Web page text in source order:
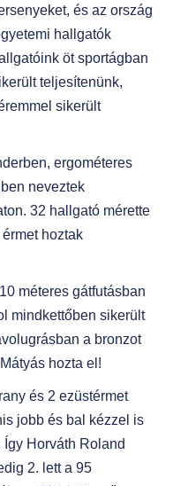
és az ország
hallgatók
öt sportágban
teljesítenünk,
sikerült
ergométeres
neveztek
32 hallgató mérette
hoztak
méteres gátfutásban
mindkettőben sikerült
a bronzot
hozta el!
és 2 ezüstérmet
jobb és bal kézzel is
Horváth Roland
2. lett a 95